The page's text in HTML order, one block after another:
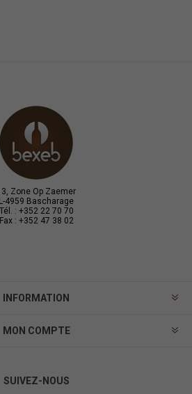
Zone Op Zaemer
L-4959 Bascharage
Tél. : +352 22 70 70
Fax : +352 47 38 02
INFORMATION
MON COMPTE
SUIVEZ-NOUS